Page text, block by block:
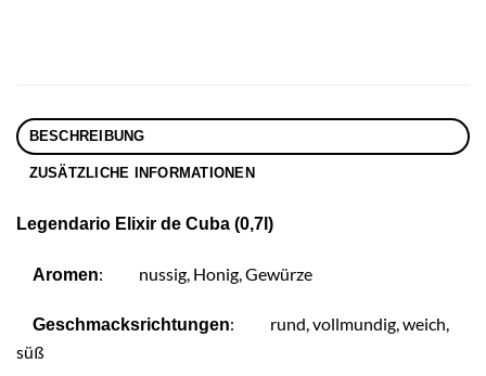
BESCHREIBUNG
ZUSÄTZLICHE INFORMATIONEN
Legendario Elixir de Cuba (0,7l)
Aromen: nussig, Honig, Gewürze
Geschmacksrichtungen:
rund, vollmundig, weich,
süß